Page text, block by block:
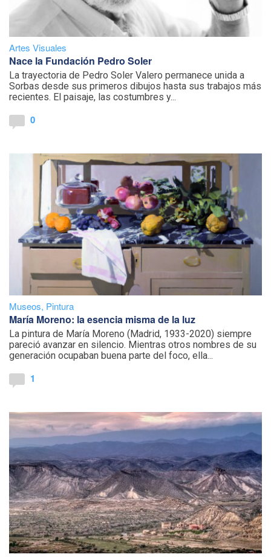
Artes Visuales
Nace la Fundación Pedro Soler
La trayectoria de Pedro Soler Valero permanece unida a
Sorbas desde sus primeros dibujos hasta sus trabajos más
recientes. El paisaje, las costumbres y...
0
Museos, Pintura
María Moreno: la esencia misma de la luz
La pintura de María Moreno (Madrid, 1933-2020) siempre
pareció avanzar en silencio. Mientras otros nombres de su
generación ocupaban buena parte del foco, ella...
1